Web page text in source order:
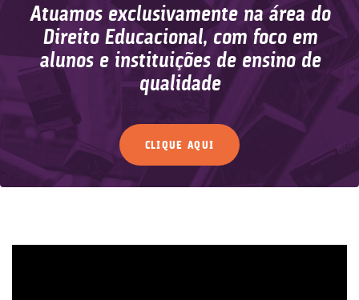
Atuamos exclusivamente na área do
Direito Educacional, com foco em
alunos e instituições de ensino de
qualidade
CLIQUE AQUI